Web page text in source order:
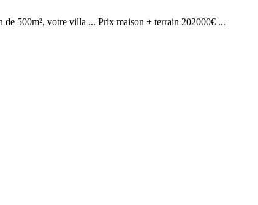
de 500m², votre villa ... Prix maison + terrain 202000€ ...